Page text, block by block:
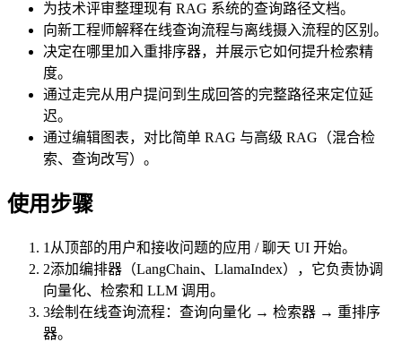
为技术评审整理现有 RAG 系统的查询路径文档。
向新工程师解释在线查询流程与离线摄入流程的区别。
决定在哪里加入重排序器，并展示它如何提升检索精
度。
通过走完从用户提问到生成回答的完整路径来定位延
迟。
通过编辑图表，对比简单 RAG 与高级 RAG（混合检
索、查询改写）。
使用步骤
1 从顶部的用户和接收问题的应用 / 聊天 UI 开始。
2添加编排器（LangChain、LlamaIndex），它负责协调
向量化、检索和 LLM 调用。
3绘制在线查询流程：查询向量化 → 检索器 → 重排序
器。